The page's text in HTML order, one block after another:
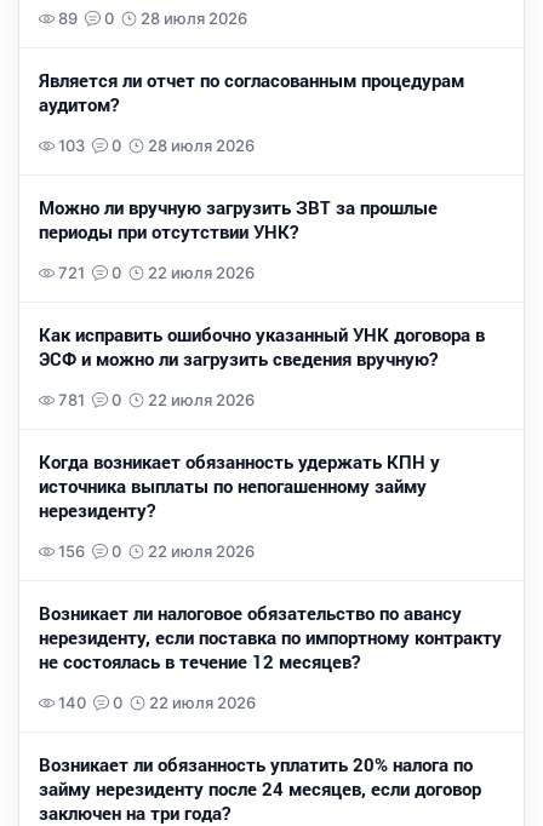
89 0 28 июля 2026
Является ли отчет по согласованным процедурам
аудитом?
103 0 28 июля 2026
Можно ли вручную загрузить ЗВТ за прошлые
периоды при отсутствии УНК?
721 0 22 июля 2026
Как исправить ошибочно указанный УНК договора в
ЭСФ и можно ли загрузить сведения вручную?
781 0 22 июля 2026
Когда возникает обязанность удержать КПН у
источника выплаты по непогашенному займу
нерезиденту?
156 0 22 июля 2026
Возникает ли налоговое обязательство по авансу
нерезиденту, если поставка по импортному контракту
не состоялась в течение 12 месяцев?
140 0 22 июля 2026
Возникает ли обязанность уплатить 20% налога по
займу нерезиденту после 24 месяцев, если договор
заключен на три года?